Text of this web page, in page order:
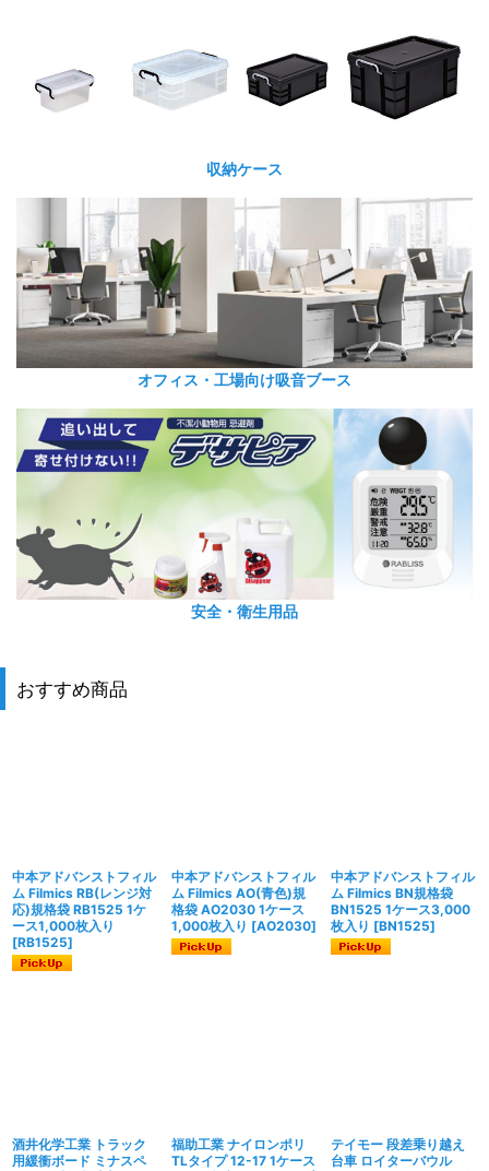
収納ケース
オフィス・工場向け吸音ブース
安全・衛生用品
おすすめ商品
中本アドバンストフィル
ム Filmics RB(レンジ対
応)規格袋 RB1525 1ケ
ース1,000枚入り
[RB1525]
中本アドバンストフィル
ム Filmics AO(青色)規
格袋 AO2030 1ケース
1,000枚入り [AO2030]
中本アドバンストフィル
ム Filmics BN規格袋
BN1525 1ケース3,000
枚入り [BN1525]
酒井化学工業 トラック
用緩衝ボード ミナスペ
福助工業 ナイロンポリ
TLタイプ 12-17 1ケース
テイモー 段差乗り越え
台車 ロイターバウル